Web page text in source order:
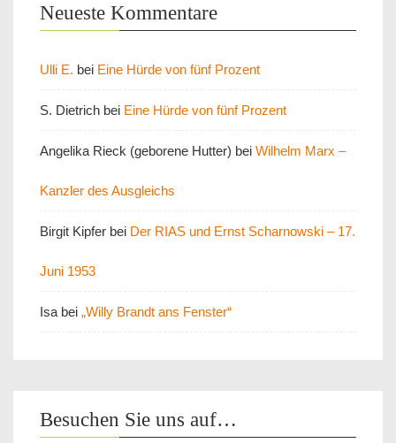
Neueste Kommentare
Ulli E. bei Eine Hürde von fünf Prozent
S. Dietrich bei Eine Hürde von fünf Prozent
Angelika Rieck (geborene Hutter) bei Wilhelm Marx –
Kanzler des Ausgleichs
Birgit Kipfer bei Der RIAS und Ernst Scharnowski – 17.
Juni 1953
Isa bei „Willy Brandt ans Fenster“
Besuchen Sie uns auf…